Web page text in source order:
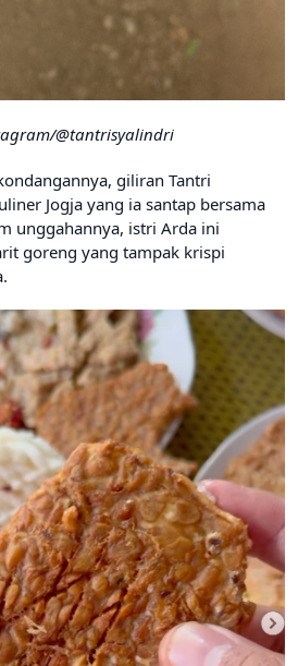
@tantrisyalindri
giliran Tantri
Jogja yang ia santap bersama
unggahannya, istri Arda ini
goreng yang tampak krispi